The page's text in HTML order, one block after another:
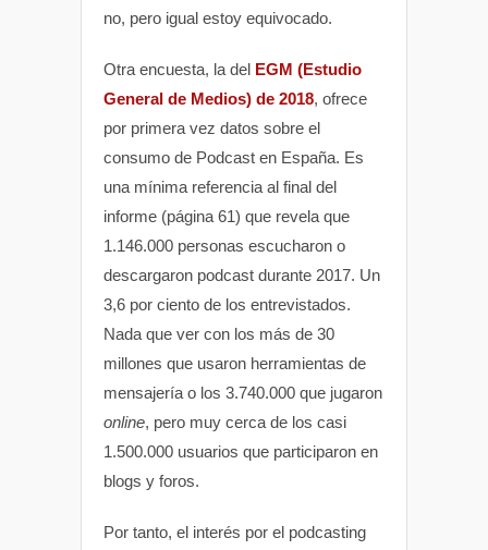
no, pero igual estoy equivocado.
Otra encuesta, la del EGM (Estudio
General de Medios) de 2018, ofrece
por primera vez datos sobre el
consumo de Podcast en España. Es
una mínima referencia al final del
informe (página 61) que revela que
1.146.000 personas escucharon o
descargaron podcast durante 2017. Un
3,6 por ciento de los entrevistados.
Nada que ver con los más de 30
millones que usaron herramientas de
mensajería o los 3.740.000 que jugaron
online, pero muy cerca de los casi
1.500.000 usuarios que participaron en
blogs y foros.
Por tanto, el interés por el podcasting